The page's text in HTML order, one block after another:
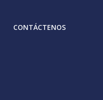
CONTÁCTENOS